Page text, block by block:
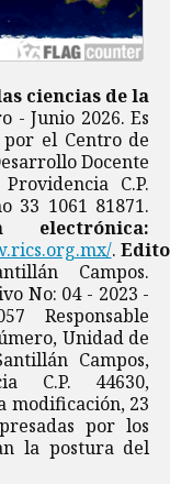
ciencias de la
- Junio 2026. Es
el Centro de
Docente
C.P.
33 1061 81871.
electrónica:
.
Campos.
No: 04 - 2023 -
Responsable
Unidad de
Campos,
C.P. 44630,
modificación, 23
por los
la postura del